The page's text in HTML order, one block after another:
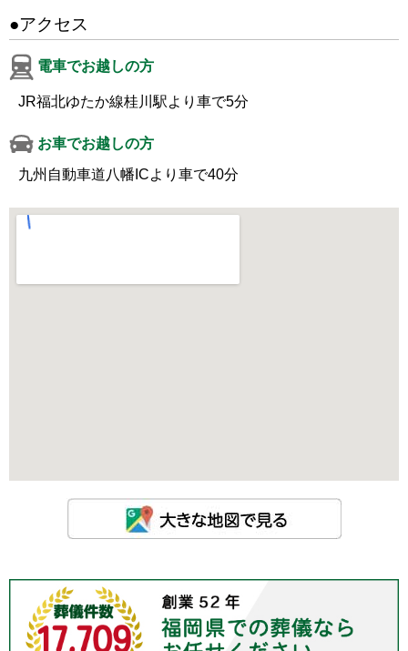
●アクセス
電車でお越しの方
JR福北ゆたか線桂川駅より車で5分
お車でお越しの方
九州自動車道八幡ICより車で40分